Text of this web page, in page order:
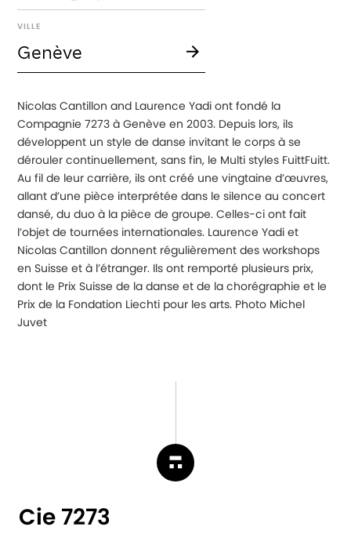
VILLE
Genève
Nicolas Cantillon and Laurence Yadi ont fondé la
Compagnie 7273 à Genève en 2003. Depuis lors, ils
développent un style de danse invitant le corps à se
dérouler continuellement, sans fin, le Multi styles FuittFuitt.
Au fil de leur carrière, ils ont créé une vingtaine d’œuvres,
allant d’une pièce interprétée dans le silence au concert
dansé, du duo à la pièce de groupe. Celles-ci ont fait
l’objet de tournées internationales. Laurence Yadi et
Nicolas Cantillon donnent régulièrement des workshops
en Suisse et à l’étranger. Ils ont remporté plusieurs prix,
dont le Prix Suisse de la danse et de la chorégraphie et le
Prix de la Fondation Liechti pour les arts. Photo Michel
Juvet
Cie 7273